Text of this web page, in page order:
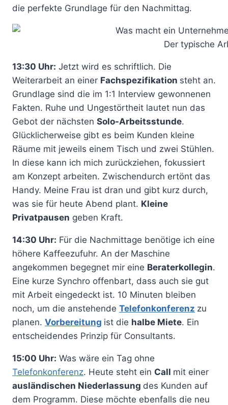
die perfekte Grundlage für den Nachmittag.
Der typische
13:30 Uhr: Jetzt wird es schriftlich. Die
Weiterarbeit an einer Fachspezifikation steht an.
Grundlage sind die im 1:1 Interview gewonnenen
Fakten. Ruhe und Ungestörtheit lautet nun das
Gebot der nächsten Solo-Arbeitsstunde.
Glücklicherweise gibt es beim Kunden kleine
Räume mit jeweils einem Tisch und zwei Stühlen.
In diese kann ich mich zurückziehen, fokussiert
am Konzept arbeiten. Zwischendurch ertönt das
Handy. Meine Frau ist dran und gibt kurz durch,
was sie für heute Abend plant. Kleine
Privatpausen geben Kraft.
14:30 Uhr: Für die Nachmittage benötige ich eine
höhere Kaffeezufuhr. An der Maschine
angekommen begegnet mir eine Beraterkollegin.
Eine kurze Synchro offenbart, dass auch sie gut
mit Arbeit eingedeckt ist. 10 Minuten bleiben
noch, um die anstehende Telefonkonferenz zu
planen. Vorbereitung ist die halbe Miete. Ein
entscheidendes Prinzip für Consultants.
15:00 Uhr: Was wäre ein Tag ohne
Telefonkonferenz. Heute steht ein Call mit einer
ausländischen Niederlassung des Kunden auf
dem Programm. Diese möchte ebenfalls die neu